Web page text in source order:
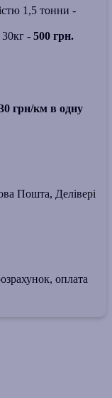
1,5 тонни -
30кг - 500 грн.
грн/км в одну
Пошта, Делівері
оплата